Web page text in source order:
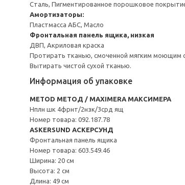
Сталь, Пигментированное порошковое
Амортизаторы:
Пластмасса АБС, Масло
Фронтальная панель ящика, низкая
ДВП, Акриловая краска
Протирать тканью, смоченной мягким моющим
Вытирать чистой сухой тканью.
Информация об упаковке
METOD МЕТОД / MAXIMERA МАКСИМЕРА
Нплн шк 4фрнт/2нзк/3срд ящ
Номер товара: 092.187.78
ASKERSUND АСКЕРСУНД
Фронтальная панель ящика
Номер товара: 603.549.46
Ширина: 20 см
Высота: 2 см
Длина: 49 см